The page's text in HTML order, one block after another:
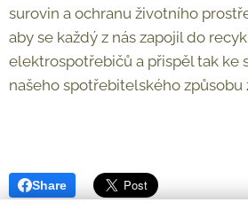
surovin a ochranu životního
aby se každý z nás zapojil do
elektrospotřebičů a přispěl tak ke
našeho spotřebitelského způsobu
Share